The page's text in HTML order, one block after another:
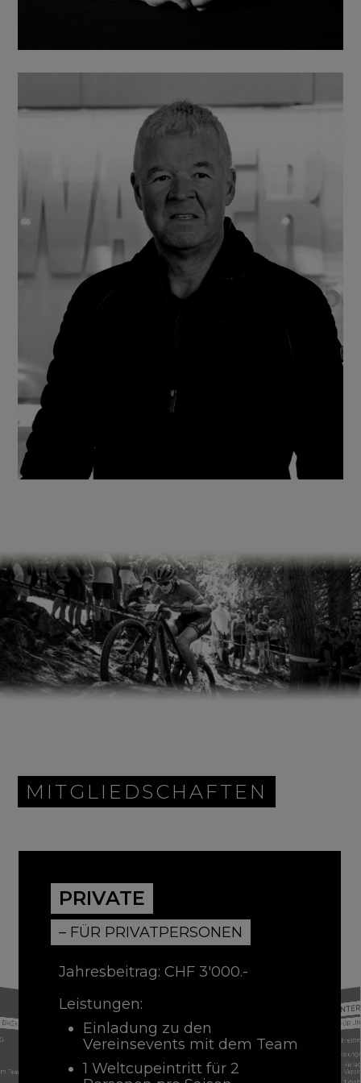
MITGLIEDSCHAFTEN
PRIVATE
Jahresbeitrag: CHF 3'000.-
Leistungen:
Einladung zu den
Vereinsevents mit dem Team
1 Weltcupeintritt für 2
– FÜR PRIVATPERSONEN
– FÜR
Team